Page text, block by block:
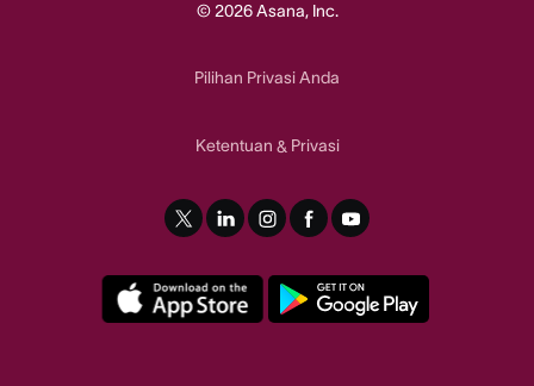
© 2026 Asana, Inc.
Pilihan Privasi Anda
Ketentuan & Privasi